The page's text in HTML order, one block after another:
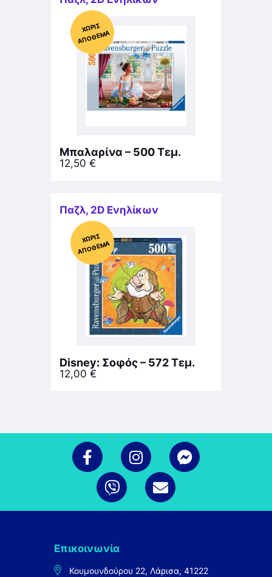
Χ
ΩΡΊΣ
Α
Π
Ό
ΘΕ
ΜΑ
Μπαλαρίνα – 500 Τεμ.
12,50 €
Παζλ, 2D Ενηλίκων
Χ
ΩΡΊΣ
Α
Π
Ό
ΘΕ
ΜΑ
Disney: Σοφός – 572 Τεμ.
12,00 €
Επικοινωνία
Κουμουνδούρου 22, Λάρισα, 41222